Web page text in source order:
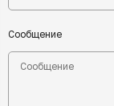
Сообщение